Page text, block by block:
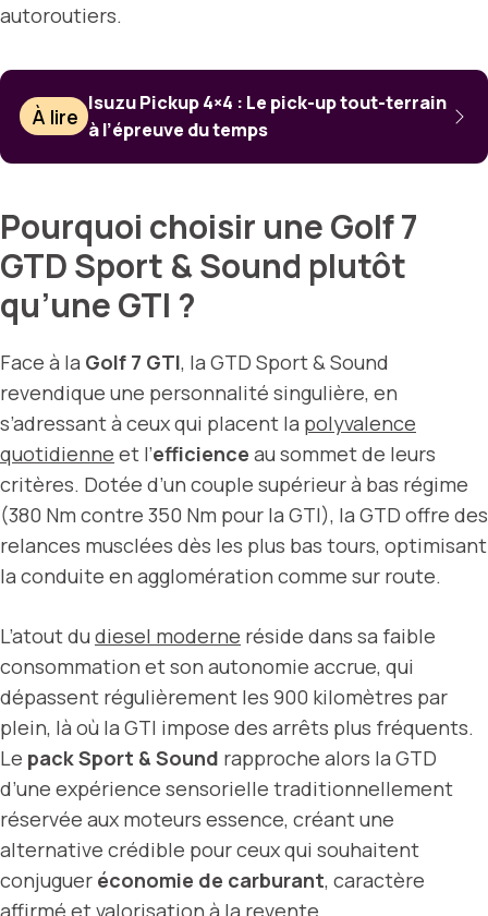
autoroutiers.
À lire
Isuzu Pickup 4×4 : Le pick-up tout-terrain
à l’épreuve du temps
Pourquoi choisir une Golf 7
GTD Sport & Sound plutôt
qu’une GTI ?
Face à la Golf 7 GTI, la GTD Sport & Sound
revendique une personnalité singulière, en
s’adressant à ceux qui placent la polyvalence
quotidienne et l’efficience au sommet de leurs
critères. Dotée d’un couple supérieur à bas régime
(380 Nm contre 350 Nm pour la GTI), la GTD offre des
relances musclées dès les plus bas tours, optimisant
la conduite en agglomération comme sur route.
L’atout du diesel moderne réside dans sa faible
consommation et son autonomie accrue, qui
dépassent régulièrement les 900 kilomètres par
plein, là où la GTI impose des arrêts plus fréquents.
Le pack Sport & Sound rapproche alors la GTD
d’une expérience sensorielle traditionnellement
réservée aux moteurs essence, créant une
alternative crédible pour ceux qui souhaitent
conjuguer économie de carburant, caractère
affirmé et valorisation à la revente.